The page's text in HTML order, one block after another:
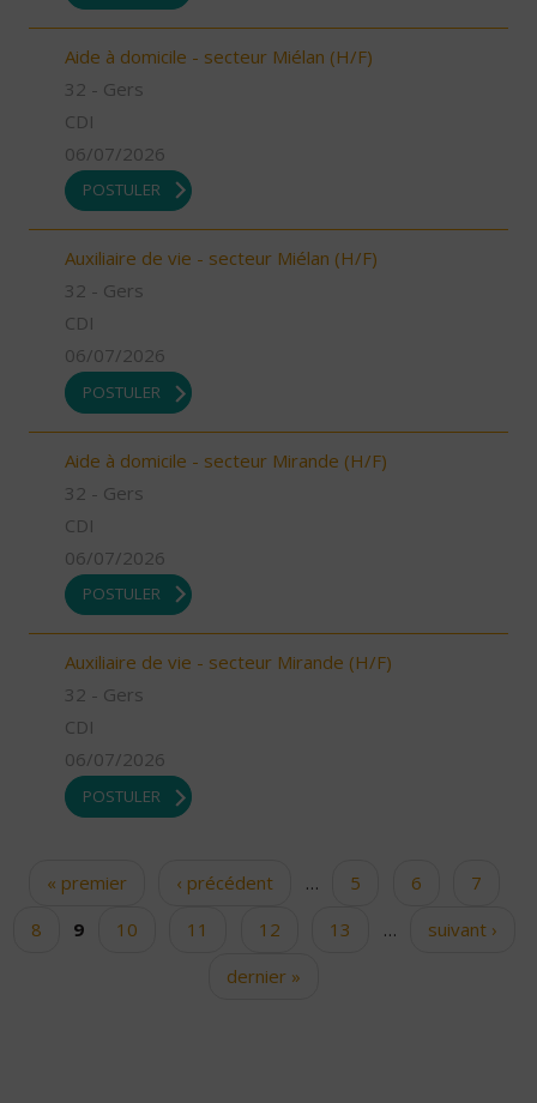
Aide à domicile - secteur Miélan (H/F)
32 - Gers
CDI
06/07/2026
POSTULER
Auxiliaire de vie - secteur Miélan (H/F)
32 - Gers
CDI
06/07/2026
POSTULER
Aide à domicile - secteur Mirande (H/F)
32 - Gers
CDI
06/07/2026
POSTULER
Auxiliaire de vie - secteur Mirande (H/F)
32 - Gers
CDI
06/07/2026
POSTULER
Pages« premier ‹ précédent … 5 6
7
8
9 10 11 12 13 …
suivant ›
dernier »